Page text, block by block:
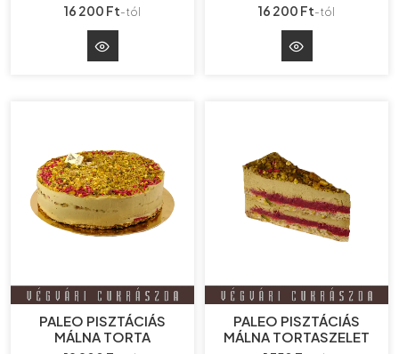
16 200 Ft-tól 16 200 Ft-tól
PALEO PISZTÁCIÁS
MÁLNA TORTA
PALEO PISZTÁCIÁS
MÁLNA TORTASZELET